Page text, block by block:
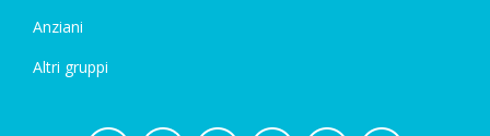
Anziani
Altri gruppi